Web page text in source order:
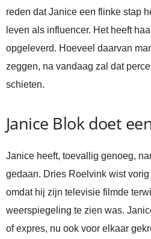
reden dat Janice een flinke stap
leven als influencer. Het heeft
opgeleverd. Hoeveel daarvan
zeggen, na vandaag zal dat
schieten.
Janice Blok doet
Janice heeft, toevallig genoeg,
gedaan. Dries Roelvink wist
omdat hij zijn televisie filmde
weerspiegeling te zien was.
of expres, nu ook voor elkaar